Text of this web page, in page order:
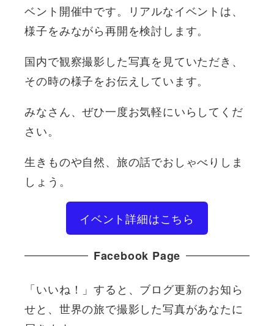
ベント開催中です。リアルなイベントは、
様子をみながら再開を検討します。
国内で観察撮影した写真を見ていただき、
その時の様子をお伝えしています。
みなさん、ぜひ一度お気軽にいらしてくだ
さい。
生きものや自然、旅の話でおしゃべりしま
しょう。
イベント詳細はこちら
Facebook Page
「いいね！」すると、ブログ更新のお知ら
せと、世界の旅で撮影した写真があなたに